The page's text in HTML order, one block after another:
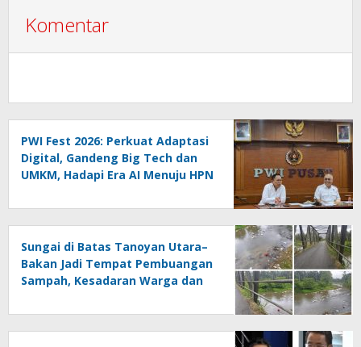
Komentar
PWI Fest 2026: Perkuat Adaptasi
Digital, Gandeng Big Tech dan
UMKM, Hadapi Era AI Menuju HPN
Sungai di Batas Tanoyan Utara–
Bakan Jadi Tempat Pembuangan
Sampah, Kesadaran Warga dan
Dipertanyakan